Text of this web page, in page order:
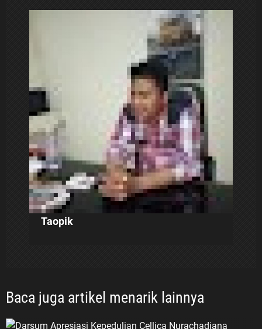
Taopik
Baca juga artikel menarik lainnya